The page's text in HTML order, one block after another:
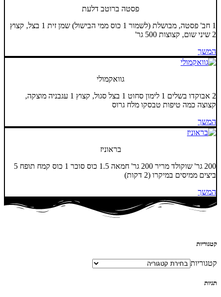
פסטה ברוטב דלעת
1 חב' פסטה, מבושלת (לשמור 1 כוס ממי הבישול) שמן זית 1 בצל, קצוץ
2 שיני שום, קצוצות 500 גר'
המשך
גוואקמולי
2 אבוקדו בשלים 1 לימון סחוט 1 בצל סגול, קצוץ 1 עגבניה מוצקה,
קצוצה כמה טיפות טבסקו מלח גרוס
המשך
בראוניז
200 גר' שוקולד מריר 200 גר' חמאה 1.5 כוס סוכר 1 כוס קמח תופח 5
ביצים ממיסים במיקרו (2 דקות)
המשך
קטגוריות
קטגוריות
תגיות